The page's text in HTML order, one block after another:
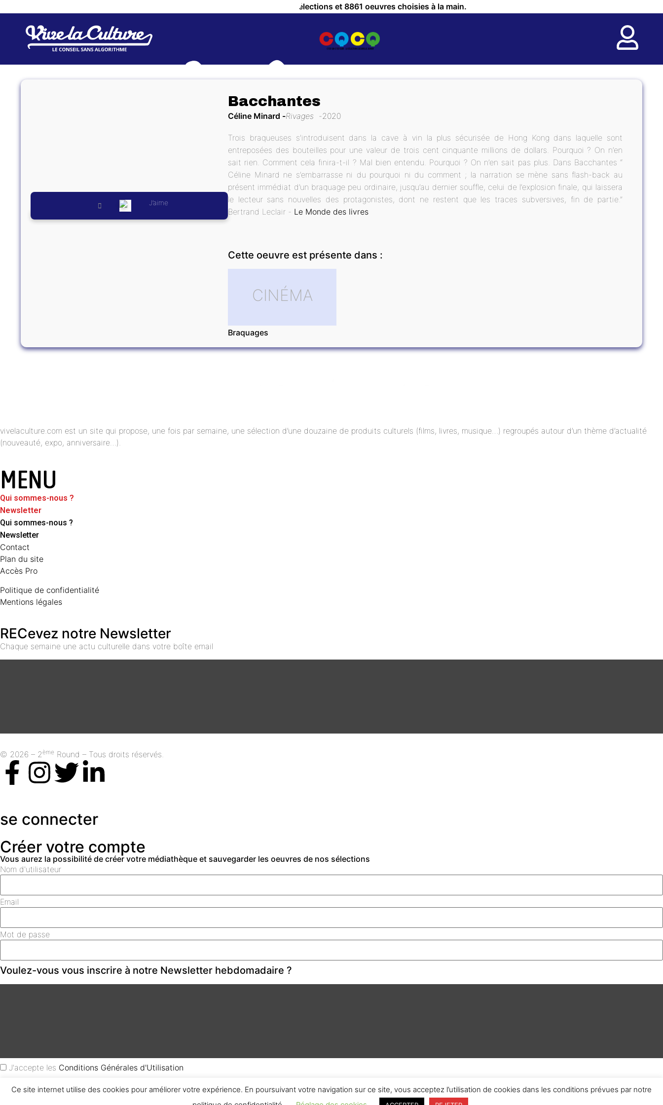
Vive la Culture ! c'est 757 sélections et 8861 oeuvres choisies à la main.
QUI SOMMES-NOUS ?
NEWSLETTER
J’aime
Bacchantes
Céline Minard Rivages 2020
Trois braqueuses s’introduisent dans la cave à vin la plus sécurisée de Hong Kong dans laquelle sont
entreposées des bouteilles pour une valeur de trois cent cinquante millions de dollars. Pourquoi ? On n’en
sait rien. Comment cela finira-t-il ? Mal bien entendu. Pourquoi ? On n’en sait pas plus. Dans Bacchantes “
Céline Minard ne s’embarrasse ni du pourquoi ni du comment ; la narration se mène sans flash-back au
présent immédiat d’un braquage peu ordinaire, jusqu’au dernier souffle, celui de l’explosion finale, qui laissera
le lecteur sans nouvelles des protagonistes, dont ne restent que les traces subversives, fin de partie.”
Bertrand Leclair - Le Monde des livres
Cette oeuvre est présente dans :
CINÉMA
Braquages
vivelaculture.com est un site qui propose, une fois par semaine, une sélection d’une douzaine de produits culturels (films, livres, musique…) regroupés autour d’un thème d’actualité
(nouveauté, expo, anniversaire…).
MENU
Qui sommes-nous ?
Newsletter
Qui sommes-nous ?
Newsletter
Contact
Plan du site
Accès Pro
Politique de confidentialité
Mentions légales
RECevez notre Newsletter
Chaque semaine une actu culturelle dans votre boîte email
© 2026 – 2ème Round – Tous droits réservés.
Ce site internet utilise des cookies pour améliorer votre expérience. En poursuivant votre navigation sur ce site, vous acceptez l’utilisation de cookies dans les conditions prévues par notre
se connecter
Créer votre compte
Vous aurez la possibilité de créer votre médiathèque et sauvegarder les oeuvres de nos sélections
Nom d'utilisateur
Email
Mot de passe
Voulez-vous vous inscrire à notre Newsletter hebdomadaire ?
J'accepte les Conditions Générales d'Utilisation
Créer un Compte